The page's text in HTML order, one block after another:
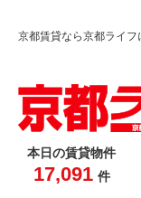
京都賃貸なら京都ライ
本日の賃貸物件
17,091 件